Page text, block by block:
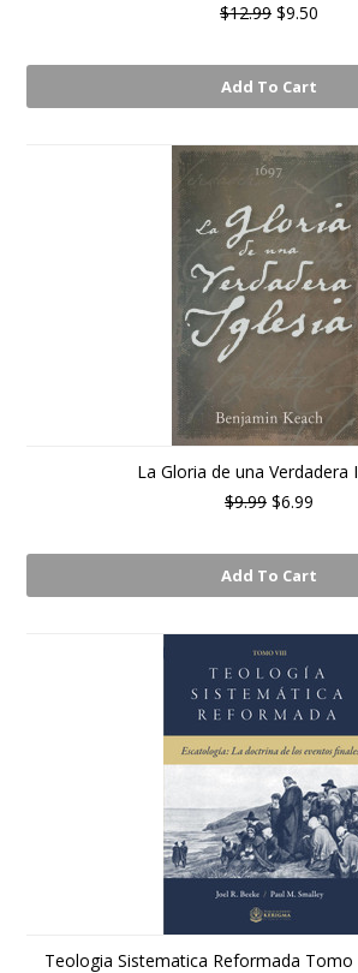
$12.99 $9.50
Add To Cart
La Gloria de una Verdadera
$9.99 $6.99
Add To Cart
Teologia Sistematica Reformada Tomo